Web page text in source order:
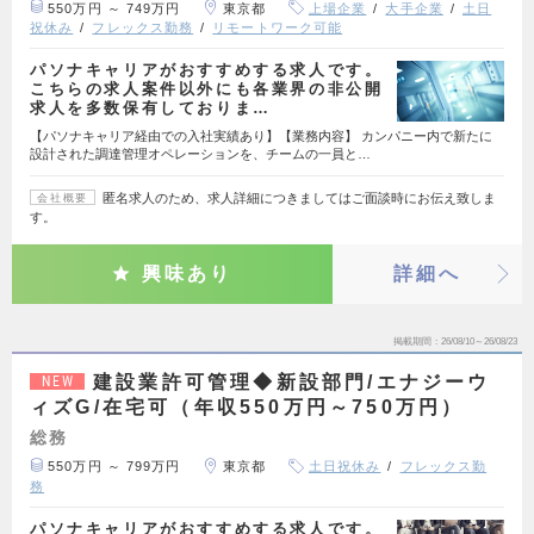
550万円 ～ 749万円 東京都 上場企業 大手企業
土日
祝休み
フレックス勤務 リモートワーク可能
パソナキャリアがおすすめする求人です。
こちらの求人案件以外にも各業界の非公開
求人を多数保有しておりま…
【パソナキャリア経由での入社実績あり】【業務内容】 カンパニー内で新たに
設計された調達管理オペレーションを、チームの一員と…
会社概要
匿名求人のため、求人詳細につきましてはご面談時にお伝え致しま
す。
興味あり 詳細へ
掲載期間 26/08/10～26/08/23
NEW
建設業許可管理◆新設部門/エナジーウ
ィズG/在宅可（年収550万円～750万円）
総務
550万円 ～ 799万円 東京都 土日祝休み
フレックス勤
務
パソナキャリアがおすすめする求人です。